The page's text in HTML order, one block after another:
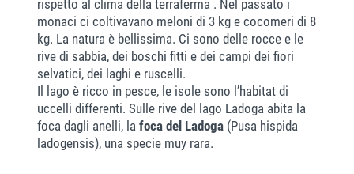
rispetto al clima della terraferma . Nel passato i
monaci ci coltivavano meloni di 3 kg e cocomeri di 8
kg. La natura è bellissima. Ci sono delle rocce e le
rive di sabbia, dei boschi fitti e dei campi dei fiori
selvatici, dei laghi e ruscelli.
Il lago è ricco in pesce, le isole sono l’habitat di
uccelli differenti. Sulle rive del lago Ladoga abita la
foca dagli anelli, la foca del Ladoga(Pusa hispida
ladogensis), una specie muy rara.